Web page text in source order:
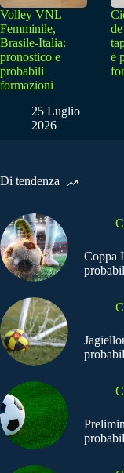
Volley VNL
Femminile,
Brasile-Italia:
pronostico e
probabili
formazioni
25 Luglio
2026
e
Di tendenza
Coppa